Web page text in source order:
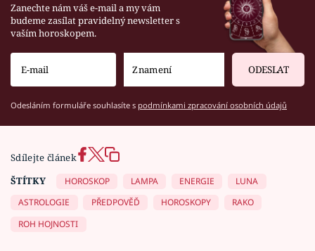
Zanechte nám váš e-mail a my vám
budeme zasílat pravidelný newsletter s
vaším horoskopem.
ODESLAT
Odesláním formuláře souhlasíte s podmínkami zpracování osobních údajů
Sdílejte článek
ŠTÍTKY
HOROSKOP LAMPA ENERGIE
LUNA
ASTROLOGIE
PŘEDPOVĚĎ HOROSKOPY
RAKO
ROH HOJNOSTI